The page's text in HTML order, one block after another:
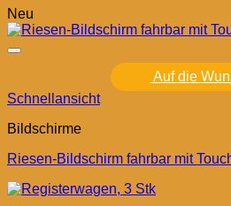
Neu
Auf die
Schnellansicht
Bildschirme
Riesen-Bildschirm fahrbar mit